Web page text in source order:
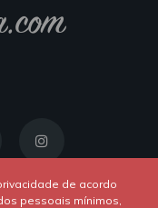
de acordo
pessoais mínimos,